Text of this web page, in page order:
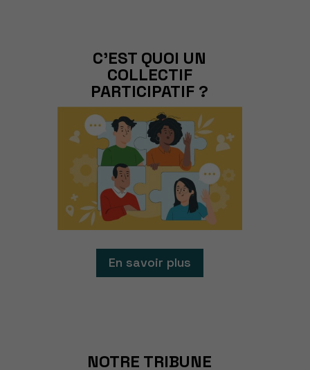
C'EST QUOI UN
COLLECTIF
PARTICIPATIF ?
En savoir plus
NOTRE TRIBUNE